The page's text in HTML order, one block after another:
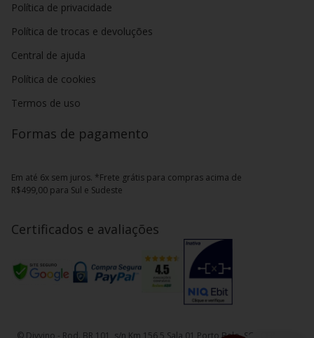
Política de privacidade
Política de trocas e devoluções
Central de ajuda
Política de cookies
Termos de uso
Formas de pagamento
Em até 6x sem juros. *Frete grátis para compras acima de
R$499,00 para Sul e Sudeste
Certificados e avaliações
© Divvino - Rod. BR 101, s/n Km 156,5 Sala 01 Porto Belo, SC - CEP